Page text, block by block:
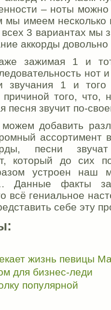
– ноты
мы имеем несколько
всех 3 вариантах
аккорды
зажимая 1 и
нот
звучания 1 и
причиной того, что,
песня звучит по-
добавить
ассортимент
песни
который до сих
устроен наш
Данные факты
всё гениальное
себе эту
жизнь певицы
для бизнес-леди
популярной